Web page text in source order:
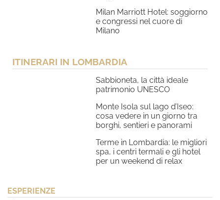
Milan Marriott Hotel: soggiorno
e congressi nel cuore di
Milano
ITINERARI IN LOMBARDIA
Sabbioneta, la città ideale
patrimonio UNESCO
Monte Isola sul lago d’Iseo:
cosa vedere in un giorno tra
borghi, sentieri e panorami
Terme in Lombardia: le migliori
spa, i centri termali e gli hotel
per un weekend di relax
ESPERIENZE